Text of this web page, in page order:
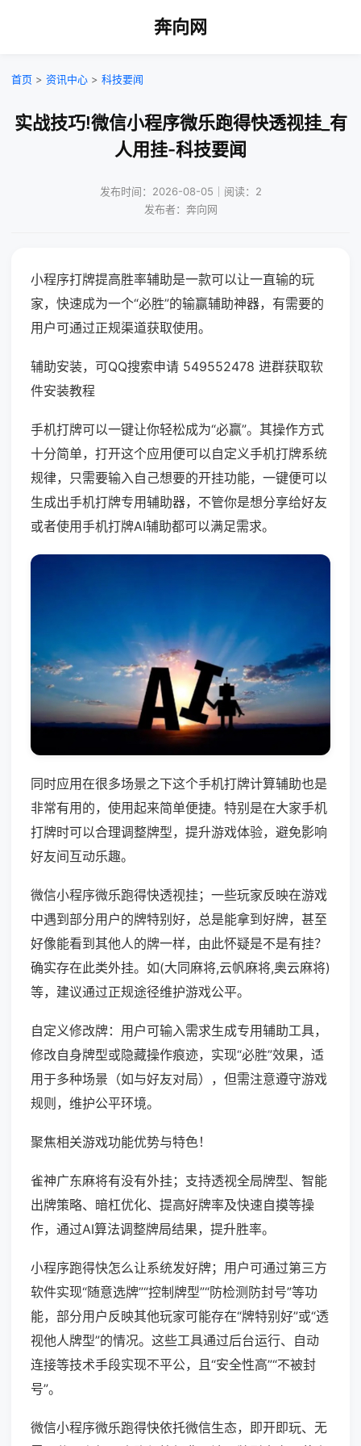
奔向网
首页 > 资讯中心 > 科技要闻
实战技巧!微信小程序微乐跑得快透视挂_有
人用挂-科技要闻
发布时间：2026-08-05｜阅读：2
发布者：奔向网
小程序打牌提高胜率辅助是一款可以让一直输的玩
家，快速成为一个“必胜”的输赢辅助神器，有需要的
用户可通过正规渠道获取使用。
辅助安装，可QQ搜索申请 549552478 进群获取软
件安装教程
手机打牌可以一键让你轻松成为“必赢”。其操作方式
十分简单，打开这个应用便可以自定义手机打牌系统
规律，只需要输入自己想要的开挂功能，一键便可以
生成出手机打牌专用辅助器，不管你是想分享给好友
或者使用手机打牌AI辅助都可以满足需求。
同时应用在很多场景之下这个手机打牌计算辅助也是
非常有用的，使用起来简单便捷。特别是在大家手机
打牌时可以合理调整牌型，提升游戏体验，避免影响
好友间互动乐趣。
微信小程序微乐跑得快透视挂；一些玩家反映在游戏
中遇到部分用户的牌特别好，总是能拿到好牌，甚至
好像能看到其他人的牌一样，由此怀疑是不是有挂？
确实存在此类外挂。如(大同麻将,云帆麻将,奥云麻将)
等，建议通过正规途径维护游戏公平。
自定义修改牌：用户可输入需求生成专用辅助工具，
修改自身牌型或隐藏操作痕迹，实现“必胜”效果，适
用于多种场景（如与好友对局），但需注意遵守游戏
规则，维护公平环境。
聚焦相关游戏功能优势与特色！
雀神广东麻将有没有外挂；支持透视全局牌型、智能
出牌策略、暗杠优化、提高好牌率及快速自摸等操
作，通过AI算法调整牌局结果，提升胜率。
小程序跑得快怎么让系统发好牌；用户可通过第三方
软件实现“随意选牌”“控制牌型”“防检测防封号”等功
能，部分用户反映其他玩家可能存在“牌特别好”或“透
视他人牌型”的情况。这些工具通过后台运行、自动
连接等技术手段实现不平公，且“安全性高”“不被封
号”。
微信小程序微乐跑得快依托微信生态，即开即玩、无